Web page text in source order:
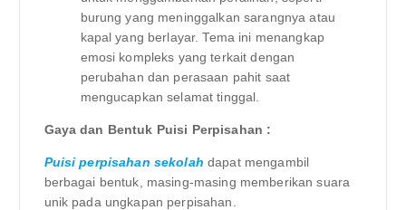
burung yang meninggalkan sarangnya atau
kapal yang berlayar. Tema ini menangkap
emosi kompleks yang terkait dengan
perubahan dan perasaan pahit saat
mengucapkan selamat tinggal.
Gaya dan Bentuk Puisi Perpisahan :
Puisi perpisahan sekolah dapat mengambil
berbagai bentuk, masing-masing memberikan suara
unik pada ungkapan perpisahan.